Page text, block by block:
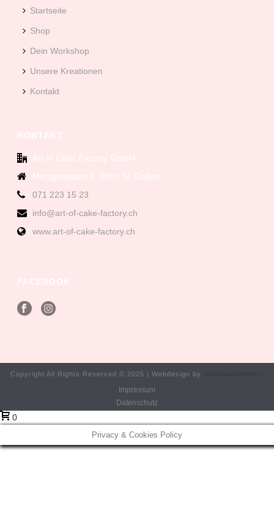
Startseite
Shop
Dein Workshop
Unsere Kreationen
Kontakt
071 223 15 23
info@art-of-cake-factory.ch
www.art-of-cake-factory.ch
Copyright All Rights Reserved © 2025 | Webdesign by Swisswebartistry
Impressum
Datenschutz
0
Privacy & Cookies Policy